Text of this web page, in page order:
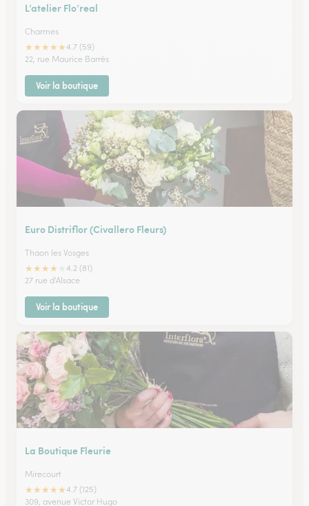
L’atelier Flo’real
Charmes
★★★★★4.7 (59)
22, rue Maurice Barrès
Voir la boutique
Euro Distriflor (Civallero Fleurs)
Thaon les Vosges
★★★★
4.2 (81)
27 rue d'Alsace
Voir la boutique
La Boutique Fleurie
Mirecourt
★★★★★4.7 (125)
309, avenue Victor Hugo